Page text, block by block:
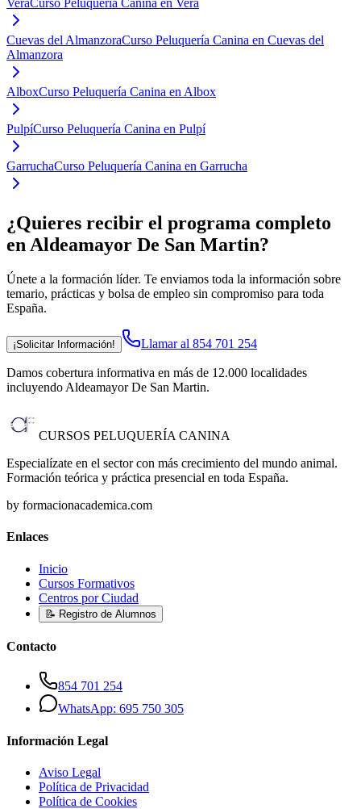
VeraCurso Peluquería Canina en Vera
Cuevas del AlmanzoraCurso Peluquería Canina en Cuevas del
Almanzora
AlboxCurso Peluquería Canina en Albox
PulpíCurso Peluquería Canina en Pulpí
GarruchaCurso Peluquería Canina en Garrucha
¿Quieres recibir el programa completo
en Aldeamayor De San Martin?
Únete a la formación líder. Te enviamos toda la información sobre
temario, prácticas y bolsa de empleo sin compromiso para toda
España.
¡Solicitar Información! Llamar al 854 701 254
Damos cobertura informativa en más de 12.000 localidades
incluyendo Aldeamayor De San Martin.
CURSOS PELUQUERÍA CANINA
Especialízate en el sector con más crecimiento del mundo animal.
Formación teórica y práctica presencial en toda España.
by formacionacademica.com
Enlaces
Inicio
Cursos Formativos
Centros por Ciudad
📝 Registro de Alumnos
Contacto
854 701 254
WhatsApp: 695 750 305
Información Legal
Aviso Legal
Política de Privacidad
Política de Cookies